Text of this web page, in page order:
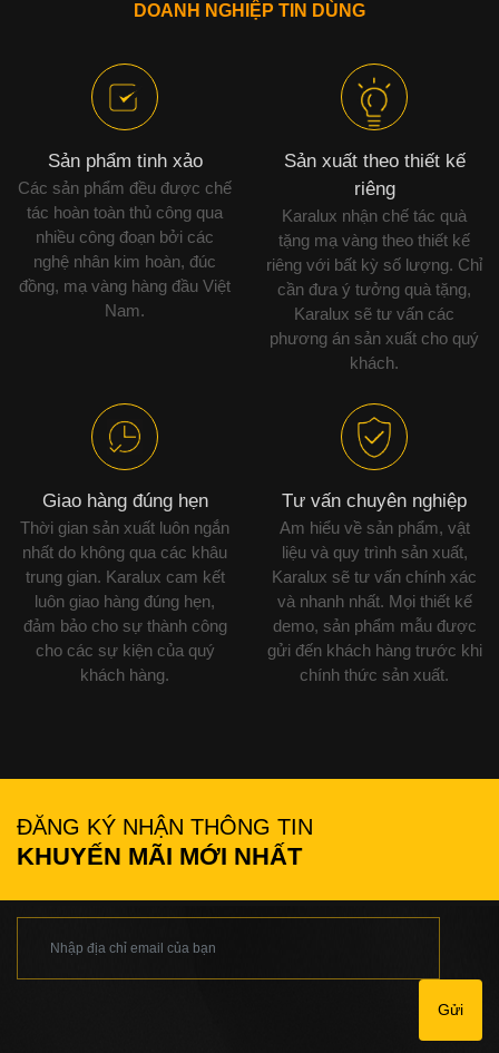
DOANH NGHIỆP TIN DÙNG
Sản phẩm tinh xảo
Các sản phẩm đều được chế
tác hoàn toàn thủ công qua
nhiều công đoạn bởi các
nghệ nhân kim hoàn, đúc
đồng, mạ vàng hàng đầu Việt
Nam.
Sản xuất theo thiết kế
riêng
Karalux nhận chế tác quà
tặng mạ vàng theo thiết kế
riêng với bất kỳ số lượng. Chỉ
cần đưa ý tưởng quà tặng,
Karalux sẽ tư vấn các
phương án sản xuất cho quý
khách.
Giao hàng đúng hẹn
Thời gian sản xuất luôn ngắn
nhất do không qua các khâu
trung gian. Karalux cam kết
luôn giao hàng đúng hẹn,
đảm bảo cho sự thành công
cho các sự kiện của quý
khách hàng.
Tư vấn chuyên nghiệp
Am hiểu về sản phẩm, vật
liệu và quy trình sản xuất,
Karalux sẽ tư vấn chính xác
và nhanh nhất. Mọi thiết kế
demo, sản phẩm mẫu được
gửi đến khách hàng trước khi
chính thức sản xuất.
ĐĂNG KÝ NHẬN THÔNG TIN
KHUYẾN MÃI MỚI NHẤT
Gửi